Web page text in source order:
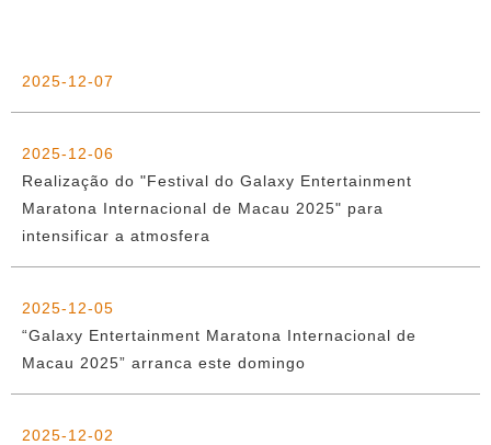
2025-12-07
2025-12-06
Realização do "Festival do Galaxy Entertainment
Maratona Internacional de Macau 2025" para
intensificar a atmosfera
2025-12-05
“Galaxy Entertainment Maratona Internacional de
Macau 2025” arranca este domingo
2025-12-02